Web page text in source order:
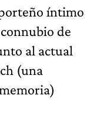
íntimo
de
al actual
(una